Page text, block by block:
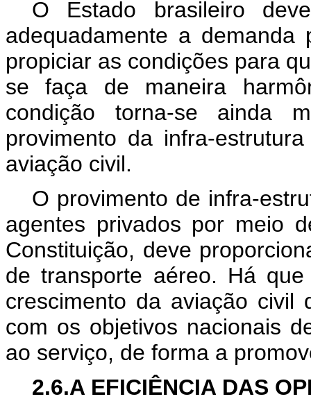
O Estado brasileiro
adequadamente a
propiciar as condições para
se faça de maneira
condição torna-se ainda
provimento da infra-
aviação civil.
O provimento de infra-
agentes privados por meio
Constituição, deve
de transporte aéreo. Há
crescimento da aviação civil
com os objetivos nacionais
ao serviço, de forma a
2.6.A EFICIÊNCIA DAS